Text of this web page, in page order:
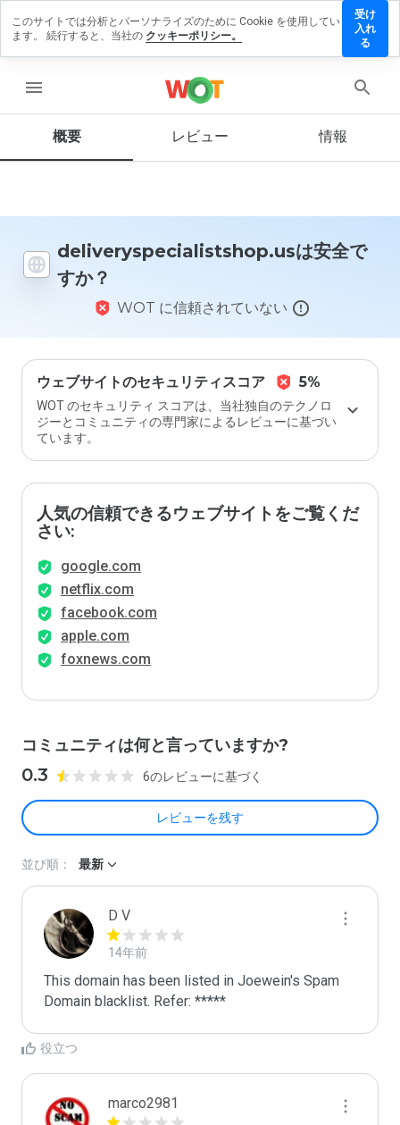
menu
概要 レビュー 情報
deliveryspecialistshop.usは安全で
すか？
WOT に信頼されていない
ウェブサイトのセキュリティスコア 5%
WOT のセキュリティ スコアは、当社独自のテクノロ
ジーとコミュニティの専門家によるレビューに基づい
ています。
人気の信頼できるウェブサイトをご覧くだ
さい:
google.com
netflix.com
facebook.com
apple.com
foxnews.com
コミュニティは何と言っていますか?
0.3 6のレビューに基づく
レビューを残す
を残す
ウェ
を1
間
で、
ます
か？
並び順： 最新
D V
14年前
This domain has been listed in Joewein's Spam
Domain blacklist. Refer: *****
役立つ
marco2981
このサイトでは分析とパーソナライズのために Cookie を使用してい
ます。 続行すると、当社の クッキーポリシー。
受け
入れ
る